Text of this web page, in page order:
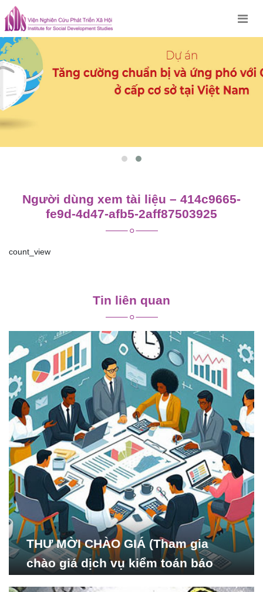
Skip
to
content
Người dùng xem tài liệu – 414c9665-
fe9d-4d47-afb5-2aff87503925
count_view
viết
Tin liên quan
THƯ MỜI CHÀO GIÁ (Tham gia
chào giá dịch vụ kiểm toán báo